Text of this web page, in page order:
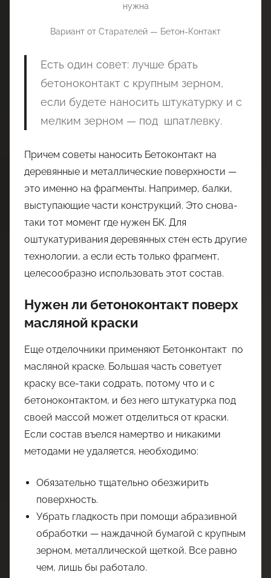
Вариант от Старателей — Бетон-Контакт
Есть один совет: лучше брать
бетоноконтакт с крупным зерном,
если будете наносить штукатурку и с
мелким зерном — под шпатлевку.
Причем советы наносить Бетоконтакт на
деревянные и металлические поверхности —
это именно на фрагменты. Например, балки,
выступающие части конструкций. Это снова-
таки тот момент где нужен БК. Для
оштукатуривания деревянных стен есть другие
технологии, а если есть только фрагмент,
целесообразно использовать этот состав.
Нужен ли бетоноконтакт поверх
масляной краски
Еще отделочники применяют Бетонконтакт по
масляной краске. Большая часть советует
краску все-таки содрать, потому что и с
бетоноконтактом, и без него штукатурка под
своей массой может отделиться от краски.
Если состав въелся намертво и никакими
методами не удаляется, необходимо:
Обязательно тщательно обезжирить
поверхность.
Убрать гладкость при помощи абразивной
обработки — наждачной бумагой с крупным
зерном, металлической щеткой. Все равно
чем, лишь бы работало.